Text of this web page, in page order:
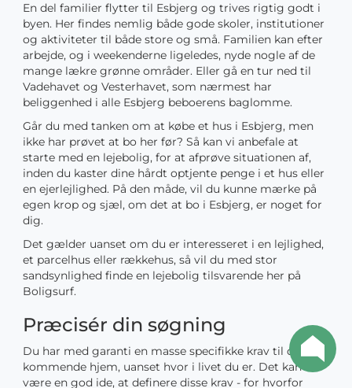
En del familier flytter til Esbjerg og trives rigtig godt i
byen. Her findes nemlig både gode skoler, institutioner
og aktiviteter til både store og små. Familien kan efter
arbejde, og i weekenderne ligeledes, nyde nogle af de
mange lækre grønne områder. Eller gå en tur ned til
Vadehavet og Vesterhavet, som nærmest har
beliggenhed i alle Esbjerg beboerens baglomme.
Går du med tanken om at købe et hus i Esbjerg, men
ikke har prøvet at bo her før? Så kan vi anbefale at
starte med en lejebolig, for at afprøve situationen af,
inden du kaster dine hårdt optjente penge i et hus eller
en ejerlejlighed. På den måde, vil du kunne mærke på
egen krop og sjæl, om det at bo i Esbjerg, er noget for
dig.
Det gælder uanset om du er interesseret i en lejlighed,
et parcelhus eller rækkehus, så vil du med stor
sandsynlighed finde en lejebolig tilsvarende her på
Boligsurf.
Præcisér din søgning
Du har med garanti en masse specifikke krav til dit
kommende hjem, uanset hvor i livet du er. Det kan
være en god ide, at definere disse krav - for hvorfor